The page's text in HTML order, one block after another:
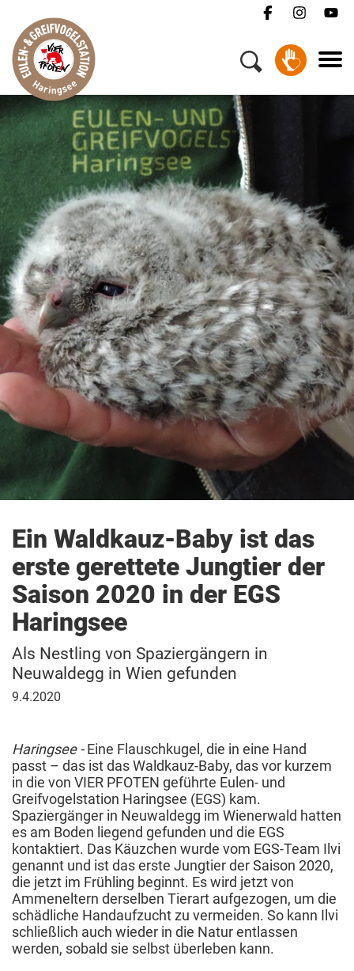
Ein Waldkauz-Baby ist das
erste gerettete Jungtier der
Saison 2020 in der EGS
Haringsee
Als Nestling von Spaziergängern in
Neuwaldegg in Wien gefunden
9.
9.4.2020
Haringsee -Eine Flauschkugel, die in eine Hand
passt – das ist das Waldkauz-Baby, das vor kurzem
in die von VIER PFOTEN geführte Eulen- und
Greifvogelstation Haringsee (EGS) kam.
Spaziergänger in Neuwaldegg im Wienerwald hatten
es am Boden liegend gefunden und die EGS
kontaktiert. Das Käuzchen wurde vom EGS-Team Ilvi
genannt und ist das erste Jungtier der Saison 2020,
die jetzt im Frühling beginnt. Es wird jetzt von
Ammeneltern derselben Tierart aufgezogen, um die
schädliche Handaufzucht zu vermeiden. So kann Ilvi
schließlich auch wieder in die Natur entlassen
werden, sobald sie selbst überleben kann.
Ihr Besuch
Wildtiere & Tierschutz
Über uns
Helfen
Jobs
FAQ
Kontakt
Spenden